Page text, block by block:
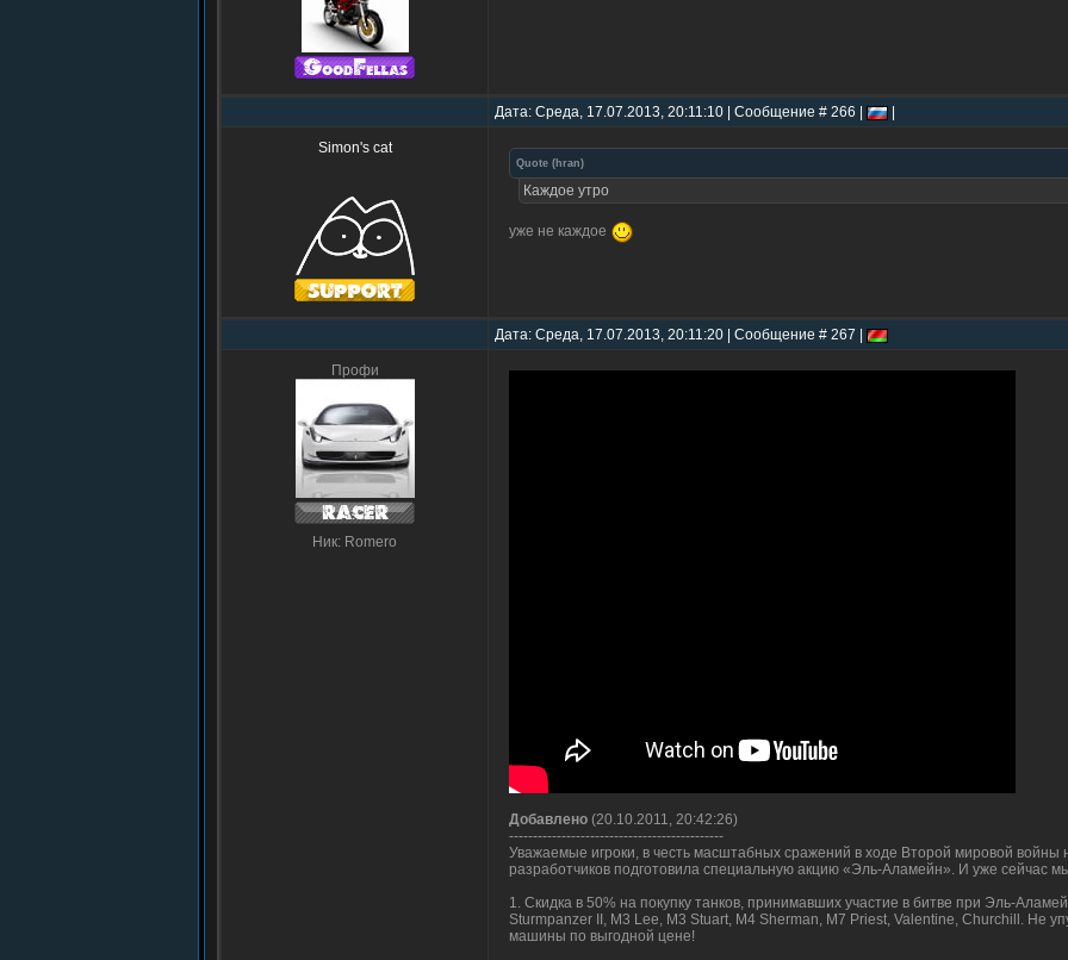
Дата: Среда, 17.07.2013, 20:11:10 | Сообщение # 266 |
Simon's cat
Quote ( hran)
Каждое утро
уже не каждое
Дата: Среда, 17.07.2013, 20:11:20 | Сообщение # 267 |
Профи
Ник: Romero
Добавлено (20.10.2011, 20:42:26)
---------------------------------------------
Уважаемые игроки, в честь масштабных сражений в ходе Второй мировой
разработчиков подготовила специальную акцию «Эль-Аламейн». И уже сейчас
1. Скидка в 50% на покупку танков, принимавших участие в битве при Эль-
Sturmpanzer II, M3 Lee, M3 Stuart, M4 Sherman, M7 Priest, Valentine, Churchill. Не
машины по выгодной цене!